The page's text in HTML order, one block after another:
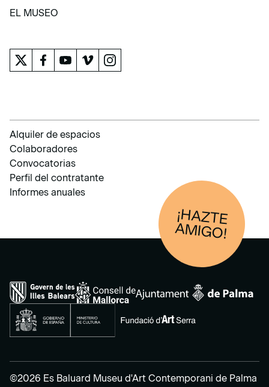
APRENDER
EL MUSEO
Alquiler de espacios
Colaboradores
Convocatorias
Perfil del contratante
Informes anuales
¡HAZTE
AM
IGO!
©2026 Es Baluard Museu d'Art Contemporani de Palma